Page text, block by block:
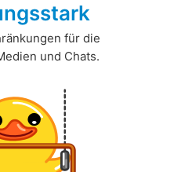
für die
und Chats.